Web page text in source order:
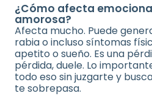
¿Cómo afecta
amorosa?
Afecta mucho. Puede
rabia o incluso síntomas
apetito o sueño. Es una
pérdida, duele. Lo
todo eso sin juzgarte y
te sobrepasa.